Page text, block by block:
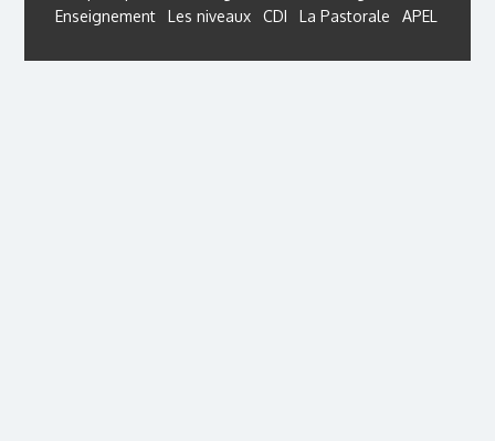
Enseignement
Les niveaux CDI La Pastorale APEL